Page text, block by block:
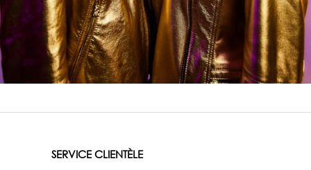
SERVICE CLIENTÈLE